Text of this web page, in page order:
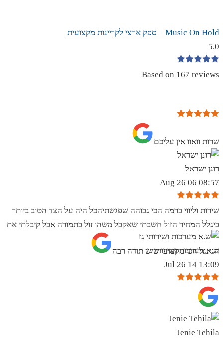
Music On Hold – ספק ארצי לקריינות מקצועית
5.0
Based on 167 reviews
שרות וואוו אין עליכם
רונן ישראל
08:57 06 Aug 26
שירות וליווי ברמה הכי גבוהה שפגשתיהכל היה על הצד הטוב ביותר
ביגלל המחיר הזול חשבתי שאקבל משהו זול בתמורה אבל קיבלתי את
הגינגל הכי מקצועי שיש תודה רבה
ש.א מערכות ושירותי גז
13:09 14 Jul 26
Jenie Tehila